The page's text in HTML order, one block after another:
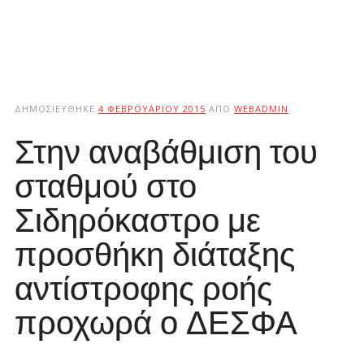
ΔΗΜΟΣΙΕΎΘΗΚΕ 4 ΦΕΒΡΟΥΑΡΊΟΥ 2015 ΑΠΌ WEBADMIN
Στην αναβάθμιση του
σταθμού στο
Σιδηρόκαστρο με
προσθήκη διάταξης
αντίστροφης ροής
προχωρά ο ΔΕΣΦΑ